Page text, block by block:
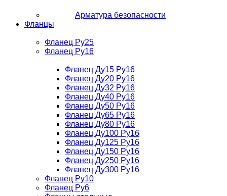
Арматура безопасности
Фланцы
Фланец Ру25
Фланец Ру16
Фланец Ду15 Ру16
Фланец Ду20 Ру16
Фланец Ду32 Ру16
Фланец Ду40 Ру16
Фланец Ду50 Ру16
Фланец Ду65 Ру16
Фланец Ду80 Ру16
Фланец Ду100 Ру16
Фланец Ду125 Ру16
Фланец Ду150 Ру16
Фланец Ду250 Ру16
Фланец Ду300 Ру16
Фланец Ру10
Фланец Ру6